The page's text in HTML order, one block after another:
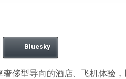
Bluesky
侈型导向的酒店、飞机体验，